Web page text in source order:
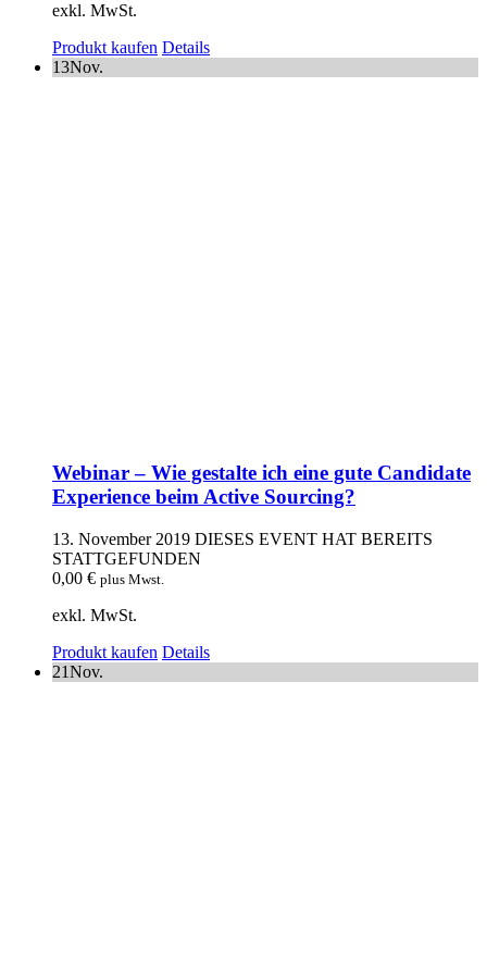
exkl. MwSt.
Produkt kaufen Details
13Nov.
Webinar – Wie gestalte ich eine gute Candidate
Experience beim Active Sourcing?
13. November 2019 DIESES EVENT HAT BEREITS
STATTGEFUNDEN
0,00 € plus Mwst.
exkl. MwSt.
Produkt kaufen Details
21Nov.